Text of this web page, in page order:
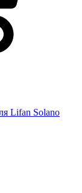
Lifan Solano